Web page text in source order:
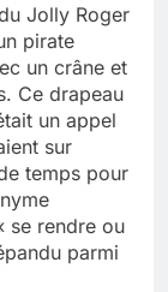
Jolly Roger
pirate
un crâne et
Ce drapeau
un appel
sur
temps pour
se rendre ou
parmi